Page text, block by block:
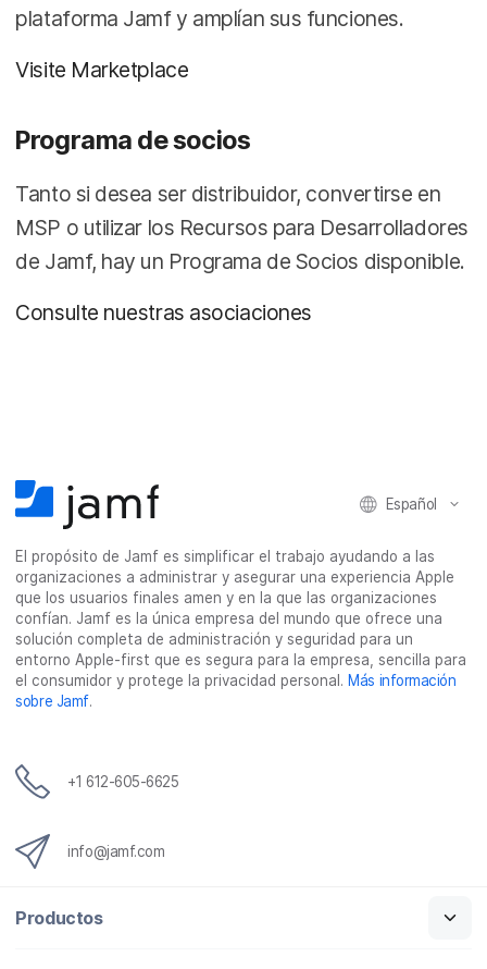
plataforma Jamf y amplían sus funciones.
Visite Marketplace
Programa de socios
Tanto si desea ser distribuidor, convertirse en
MSP o utilizar los Recursos para Desarrolladores
de Jamf, hay un Programa de Socios disponible.
Consulte nuestras asociaciones
Español
El propósito de Jamf es simplificar el trabajo ayudando a las
organizaciones a administrar y asegurar una experiencia Apple
que los usuarios finales amen y en la que las organizaciones
confían. Jamf es la única empresa del mundo que ofrece una
solución completa de administración y seguridad para un
entorno Apple-first que es segura para la empresa, sencilla para
el consumidor y protege la privacidad personal. Más información
sobre Jamf.
+1 612-605-6625
info@jamf.com
Productos